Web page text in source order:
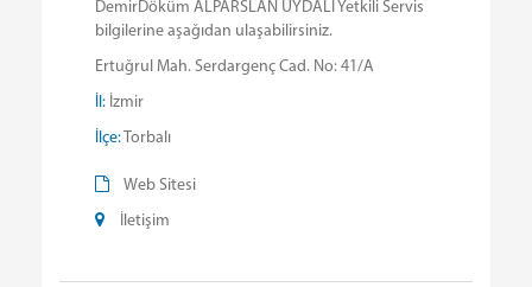
DemirDöküm ALPARSLAN UYDALI Yetkili Servis
bilgilerine aşağıdan ulaşabilirsiniz.
Ertuğrul Mah. Serdargenç Cad. No: 41/A
İl: İzmir
İlçe: Torbalı
Web Sitesi
İletişim